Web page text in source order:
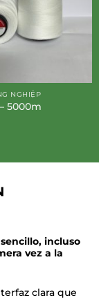
NGHIỆP
5000m
incluso
vez a la
clara que